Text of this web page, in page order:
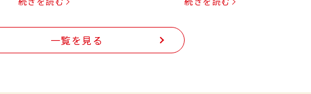
一覧を見る